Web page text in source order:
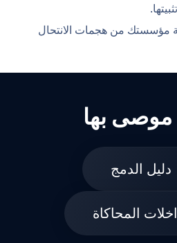
مؤسستك من هجمات الانتحال
موصى بها
دليل الدمج
المحاكاة